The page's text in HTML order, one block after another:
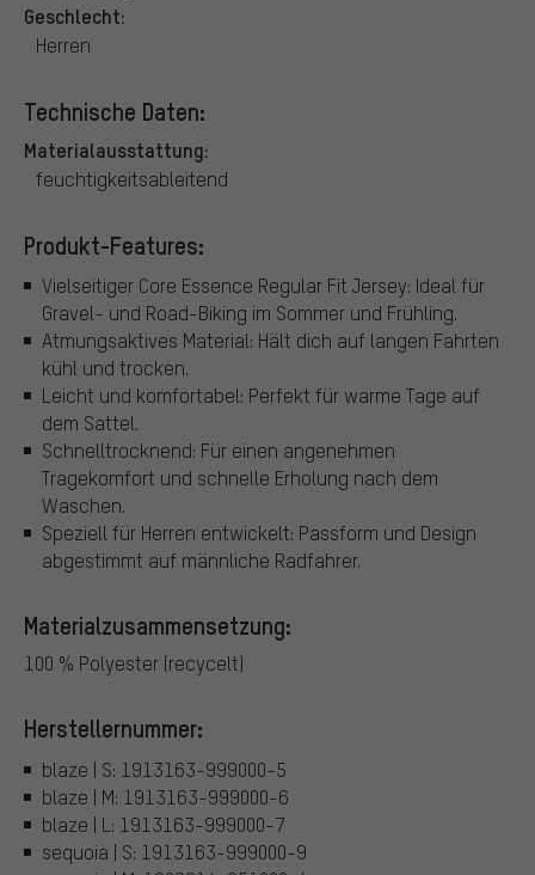
Geschlecht:
Herren
Technische Daten:
Materialausstattung:
feuchtigkeitsableitend
Produkt-Features:
Vielseitiger Core Essence Regular Fit Jersey: Ideal für
Gravel- und Road-Biking im Sommer und Frühling.
Atmungsaktives Material: Hält dich auf langen Fahrten
kühl und trocken.
Leicht und komfortabel: Perfekt für warme Tage auf
dem Sattel.
Schnelltrocknend: Für einen angenehmen
Tragekomfort und schnelle Erholung nach dem
Waschen.
Speziell für Herren entwickelt: Passform und Design
abgestimmt auf männliche Radfahrer.
Materialzusammensetzung:
100 % Polyester (recycelt)
Herstellernummer:
blaze | S: 1913163-999000-5
blaze | M: 1913163-999000-6
blaze | L: 1913163-999000-7
sequoia | S: 1913163-999000-9